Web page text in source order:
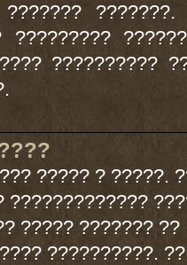
???????.
?????????
??????????
????? ? ?????.
?????????????
????? ??????? ??
??????????. ??